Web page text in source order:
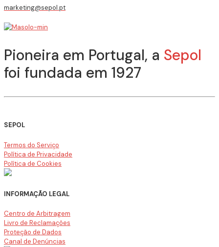
marketing@sepol.pt
Pioneira em Portugal, a Sepol
foi fundada em 1927
SEPOL
Termos do Serviço
Política de Privacidade
Política de Cookies
INFORMAÇÃO LEGAL
Centro de Arbitragem
Livro de Reclamações
Proteção de Dados
Canal de Denúncias